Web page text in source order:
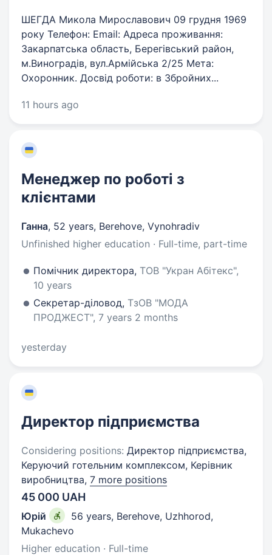
ШЕГДА Микола Мирославович 09 грудня 1969
року Телефон: Email: Адреса проживання:
Закарпатська область, Берегівський район,
м.Виноградів, вул.Армійська 2/25 Мета:
Охоронник. Досвід роботи: в Збройних...
11 hours ago
Менеджер по роботі з
клієнтами
Ганна, 52 years, Berehove, Vynohradiv
Unfinished higher education · Full-time, part-time
Помічник директора, ТОВ "Укран Абітекс",
10 years
Секретар-діловод, ТзОВ "МОДА
ПРОДЖЕСТ", 7 years 2 months
yesterday
Директор підприємства
Considering positions: Директор підприємства,
Керуючий готельним комплексом, Керівник
виробництва, 7 more positions
45 000 UAH
Юрій 56 years, Berehove, Uzhhorod,
Mukachevo
Higher education · Full-time